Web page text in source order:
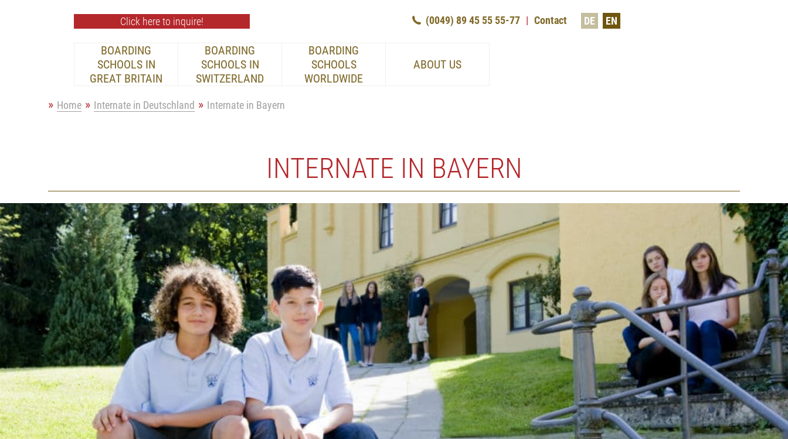
Click here to inquire! EN
DE
Contact
(0049) 89 45 55 55-77
BOARDING
SCHOOLS IN
GREAT BRITAIN
BOARDING
SCHOOLS IN
SWITZERLAND
BOARDING
SCHOOLS
WORLDWIDE
ABOUT US
Home Internate in Deutschland Internate in Bayern
INTERNATE IN BAYERN